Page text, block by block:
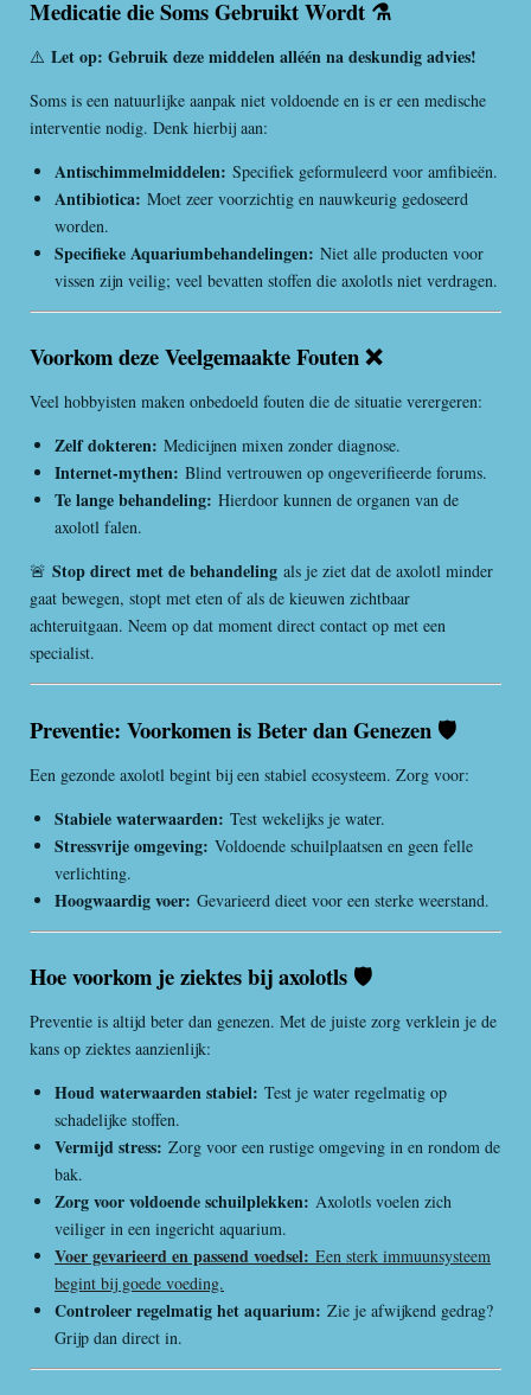
Medicatie die Soms Gebruikt Wordt ⚗️
⚠️ Let op: Gebruik deze middelen alléén na deskundig advies!
Soms is een natuurlijke aanpak niet voldoende en is er een medische
interventie nodig. Denk hierbij aan:
Antischimmelmiddelen: Specifiek geformuleerd voor amfibieën.
Antibiotica: Moet zeer voorzichtig en nauwkeurig gedoseerd
worden.
Specifieke Aquariumbehandelingen: Niet alle producten voor
vissen zijn veilig; veel bevatten stoffen die axolotls niet verdragen.
Voorkom deze Veelgemaakte Fouten ❌
Veel hobbyisten maken onbedoeld fouten die de situatie verergeren:
Zelf dokteren: Medicijnen mixen zonder diagnose.
Internet-mythen: Blind vertrouwen op ongeverifieerde forums.
Te lange behandeling: Hierdoor kunnen de organen van de
axolotl falen.
🚨 Stop direct met de behandeling als je ziet dat de axolotl minder
gaat bewegen, stopt met eten of als de kieuwen zichtbaar
achteruitgaan. Neem op dat moment direct contact op met een
specialist.
Preventie: Voorkomen is Beter dan Genezen 🛡️
Een gezonde axolotl begint bij een stabiel ecosysteem. Zorg voor:
Stabiele waterwaarden: Test wekelijks je water.
Stressvrije omgeving: Voldoende schuilplaatsen en geen felle
verlichting.
Hoogwaardig voer: Gevarieerd dieet voor een sterke weerstand.
Hoe voorkom je ziektes bij axolotls 🛡️
Preventie is altijd beter dan genezen. Met de juiste zorg verklein je de
kans op ziektes aanzienlijk:
Houd waterwaarden stabiel: Test je water regelmatig op
schadelijke stoffen.
Vermijd stress: Zorg voor een rustige omgeving in en rondom de
bak.
Zorg voor voldoende schuilplekken: Axolotls voelen zich
veiliger in een ingericht aquarium.
Voer gevarieerd en passend voedsel: Een sterk immuunsysteem
begint bij goede voeding.
Controleer regelmatig het aquarium: Zie je afwijkend gedrag?
Grijp dan direct in.